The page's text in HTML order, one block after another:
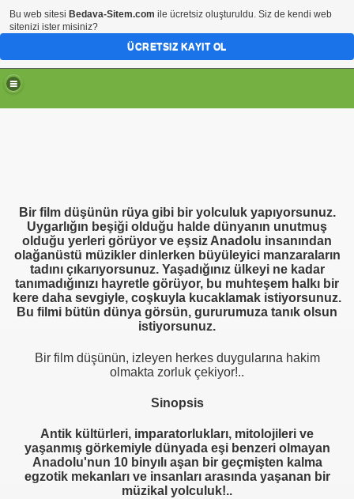
Bir film düşünün rüya gibi bir yolculuk yapıyorsunuz.
Uygarlığın beşiği olduğu halde dünyanın unutmuş
olduğu yerleri görüyor ve eşsiz Anadolu insanından
olağanüstü müzikler dinlerken büyüleyici manzaraların
tadını çıkarıyorsunuz. Yaşadığınız ülkeyi ne kadar
tanımadığınızı hayretle görüyor, bu muhteşem halkı bir
kere daha sevgiyle, coşkuyla kucaklamak istiyorsunuz.
Bu filmi bütün dünya görsün, gururumuza tanık olsun
istiyorsunuz.
Bir film düşünün, izleyen herkes duygularına hakim
olmakta zorluk çekiyor!..
Sinopsis
Antik kültürleri, imparatorlukları, mitolojileri ve
yaşanmış görkemiyle dünyada eşi benzeri olmayan
Anadolu'nun 10 binyılı aşan bir geçmişten kalma
egzotik mekanları ve insanları arasında yaşanan bir
müzikal yolculuk!..
Bu web sitesi Bedava-Sitem.com ile ücretsiz oluşturuldu. Siz de kendi web
sitenizi ister misiniz?
ÜCRETSIZ KAYIT OL